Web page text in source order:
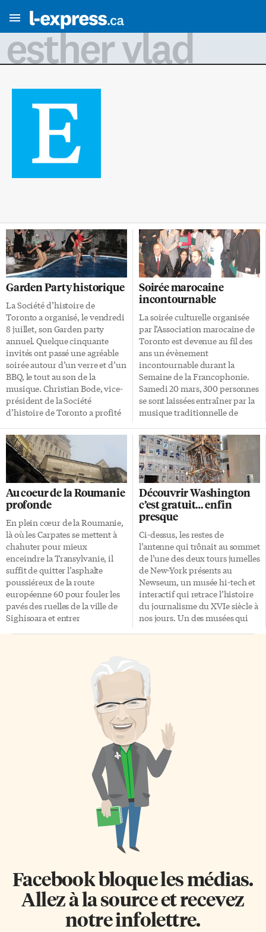
esther vlad
Garden Party historique
La Société d’histoire de
Toronto a organisé, le vendredi
8 juillet, son Garden party
annuel. Quelque cinquante
invités ont passé une agréable
soirée autour d’un verre et d’un
BBQ, le tout au son de la
musique. Christian Bode, vice-
président de la Société
d’histoire de Toronto a profité
lancement, le 11 juin dernier, du
«Sentier partagé» le long des
rives de la rivière Humber. M.
Bode a annoncé que,
prochainement, le Sentier
partagé va abriter une
exposition d’œuvres d’art. La
Société rêve d’un pont sur la
rivière afin de boucler la
boucle… Une chose est certaine:
[…]
Soirée marocaine
incontournable
La soirée culturelle organisée
par l’Association marocaine de
Toronto est devenue au fil des
ans un évènement
incontournable durant la
Semaine de la Francophonie.
Samedi 20 mars, 300 personnes
se sont laissées entraîner par la
musique traditionnelle de
africain Akwaba, et se sont
délectées d’une cuisine
marocaine tout en couleurs et
saveurs. Plusieurs dignitaires,
dont Jérôme Cauchard, consul
général de France à Toronto,
George Smitherman candidat à
la mairie de Toronto et Khaled
Mouammar, président de la
Fédération canado-arabe,
étaient présents à cette soirée.
L’Association marocaine de
Toronto et son dynamique
président, Mohamed Smyej,
ont […]
Au coeur de la Roumanie
profonde
En plein cœur de la Roumanie,
là où les Carpates se mettent à
chahuter pour mieux
enceindre la Transylvanie, il
suffit de quitter l’asphalte
poussiéreux de la route
européenne 60 pour fouler les
pavés des ruelles de la ville de
Sighisoara et entrer
pour mieux se protéger de la
modernité douteuse qui
l’entoure, la ville est un témoin
européenne. Nous sommes au
XIIe siècle et l’Europe tremble
devant les Mongols de Gengis
Khan et de son fils Ogodai, dont
la soif de sang, la cruauté
Découvrir Washington
c’est gratuit… enfin
presque
Ci-dessus, les restes de
l’antenne qui trônait au sommet
de l’une des deux tours jumelles
de New-York présents au
Newseum, un musée hi-tech et
interactif qui retrace l’histoire
du journalisme du XVIe siècle à
nos jours. Un des musées qui
Washington! – payant (20$).
Facebook bloque les médias.
Allez à la source et recevez
notre infolettre.